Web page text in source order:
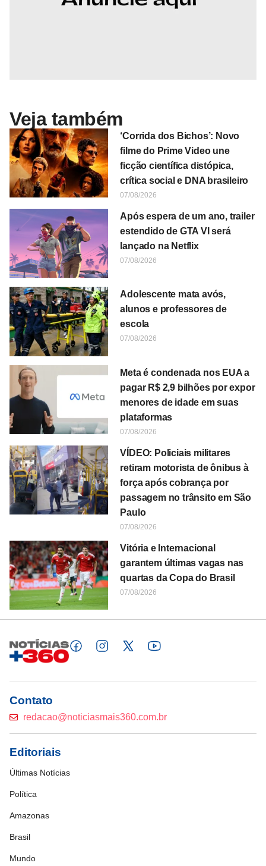
Veja também
‘Corrida dos Bichos’: Novo
filme do Prime Video une
ficção científica distópica,
crítica social e DNA brasileiro
07/08/2026
Após espera de um ano, trailer
estendido de GTA VI será
lançado na Netflix
07/08/2026
Adolescente mata avós,
alunos e professores de
escola
07/08/2026
Meta é condenada nos EUA a
pagar R$ 2,9 bilhões por expor
menores de idade em suas
plataformas
07/08/2026
VÍDEO: Policiais militares
retiram motorista de ônibus à
força após cobrança por
passagem no trânsito em São
Paulo
07/08/2026
Vitória e Internacional
garantem últimas vagas nas
quartas da Copa do Brasil
07/08/2026
Contato
redacao@noticiasmais360.com.br
Editoriais
Últimas Notícias
Política
Amazonas
Brasil
Mundo